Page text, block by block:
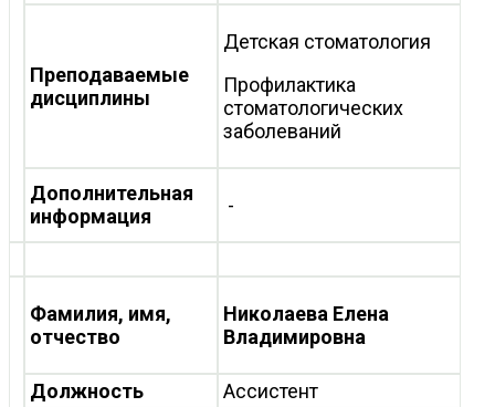
Преподаваемые
дисциплины
Детская стоматология
Профилактика
стоматологических
заболеваний
Дополнительная
информация
-
Фамилия, имя,
отчество
Николаева Елена
Владимировна
Должность Ассистент